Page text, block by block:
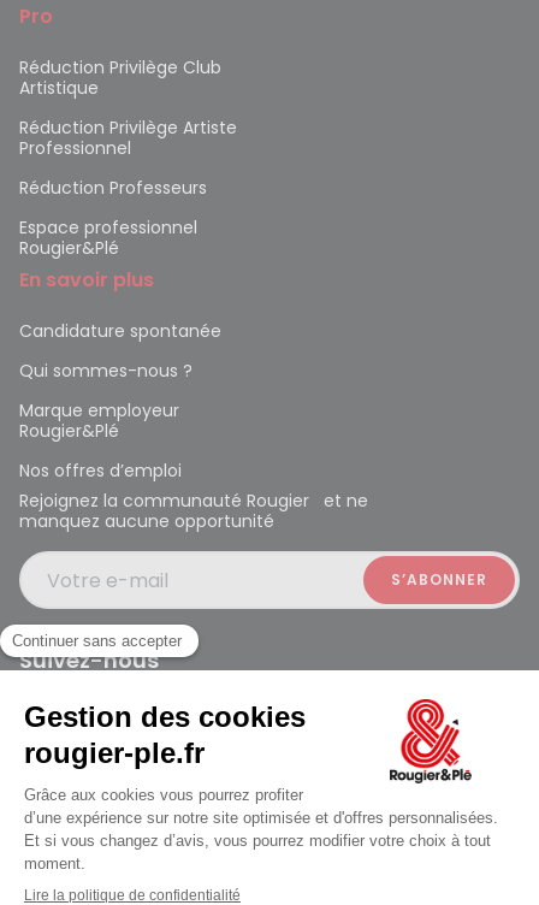
Pro
Réduction Privilège Club
Artistique
Réduction Privilège Artiste
Professionnel
Réduction Professeurs
Espace professionnel
Rougier&Plé
En savoir plus
Candidature spontanée
Qui sommes-nous ?
Marque employeur
Rougier&Plé
Nos offres d’emploi
Rejoignez la communauté Rougier et ne
manquez aucune opportunité
Votre e-mail
Suivez-nous
Rougier et Plé 2024 Copyright